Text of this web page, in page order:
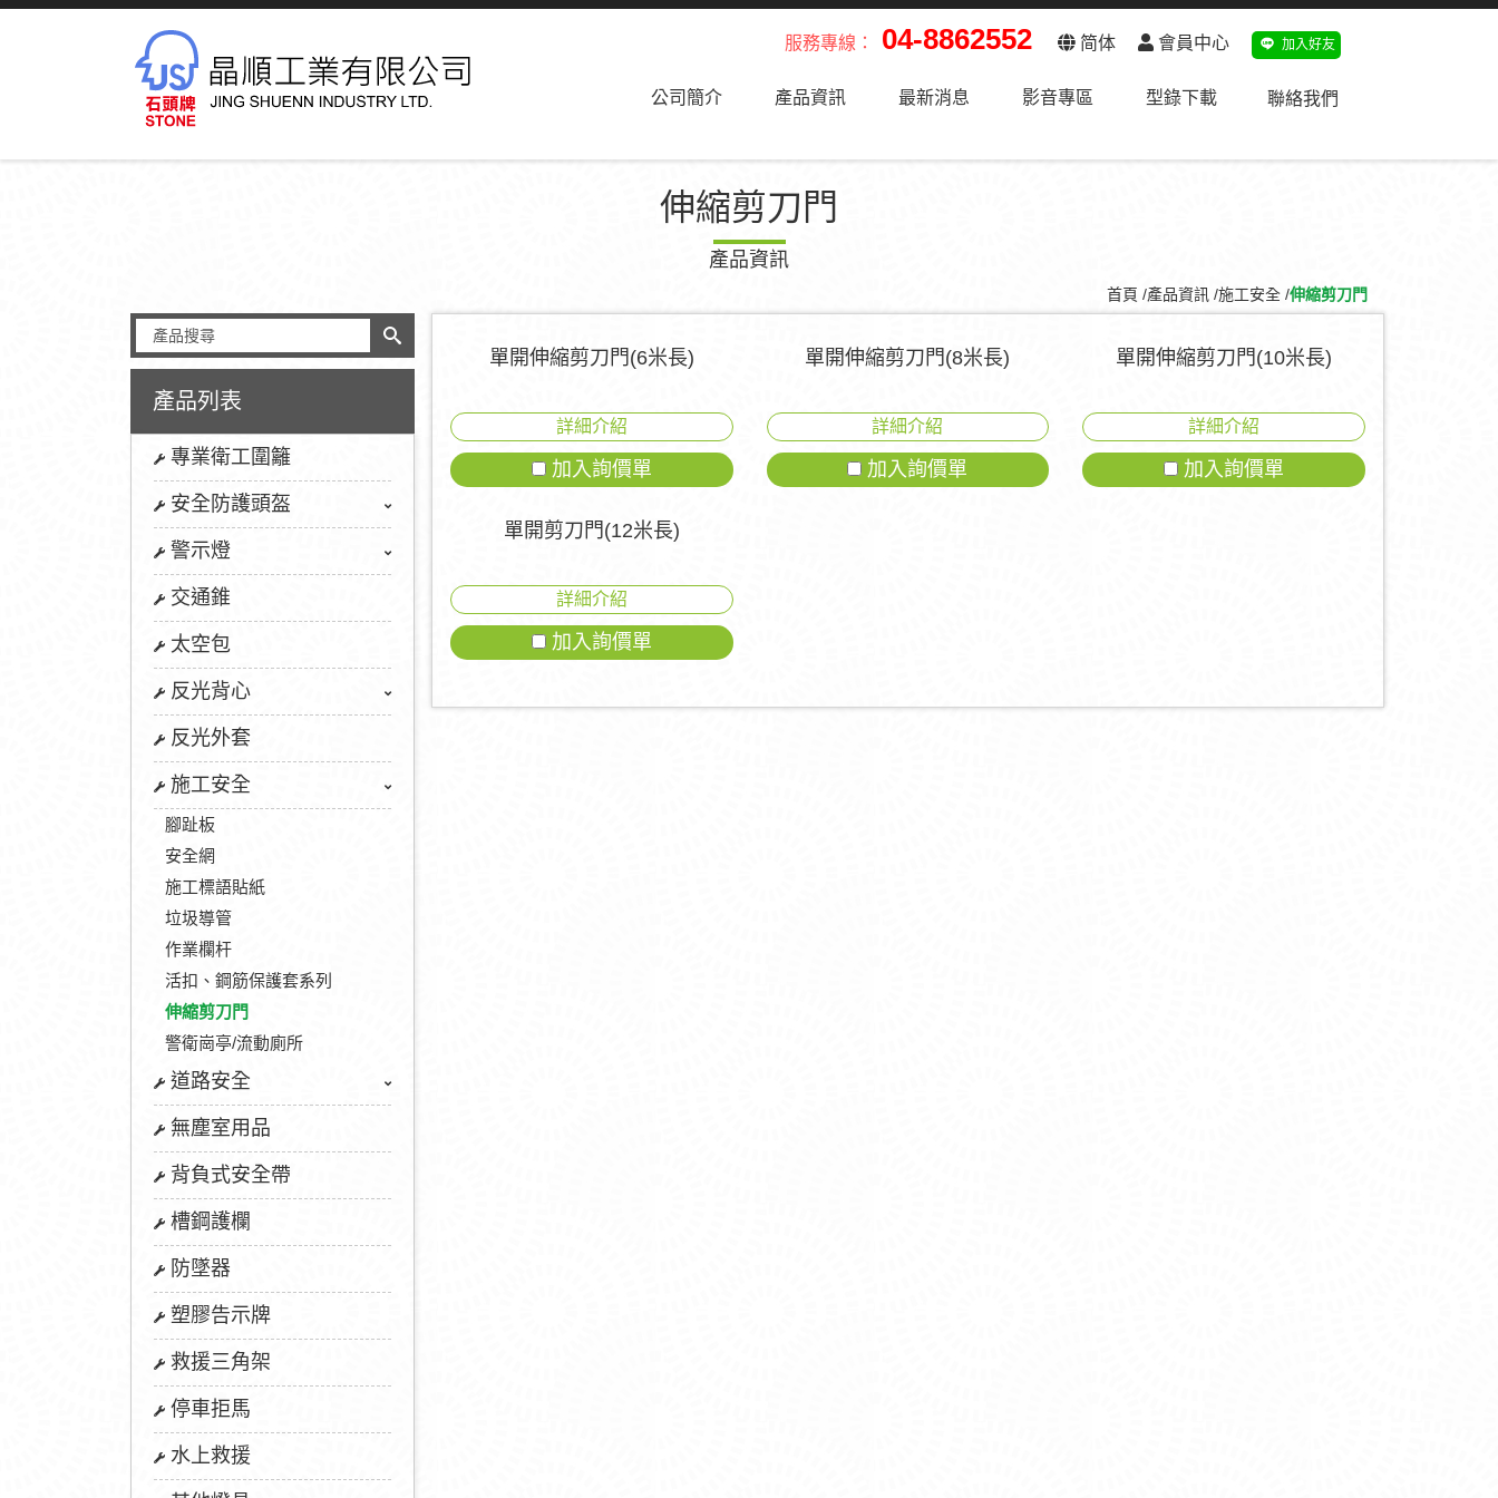
服務專線： 04-8862552 简体 會員中心 加入好友
公司簡介 產品資訊 最新消息 影音專區 型錄下載 聯絡我們
伸縮剪刀門
產品資訊
首頁 產品資訊 施工安全 伸縮剪刀門
產品列表
專業衛工圍籬
安全防護頭盔
警示燈
交通錐
太空包
反光背心
反光外套
施工安全
腳趾板
安全網
施工標語貼紙
垃圾導管
作業欄杆
活扣、鋼筋保護套系列
伸縮剪刀門
警衛崗亭/流動廁所
道路安全
無塵室用品
背負式安全帶
槽鋼護欄
防墜器
塑膠告示牌
救援三角架
停車拒馬
水上救援
單開伸縮剪刀門(6米長)
詳細介紹
加入詢價單
單開伸縮剪刀門(8米長)
詳細介紹
加入詢價單
單開伸縮剪刀門(10米長)
詳細介紹
加入詢價單
單開剪刀門(12米長)
詳細介紹
加入詢價單